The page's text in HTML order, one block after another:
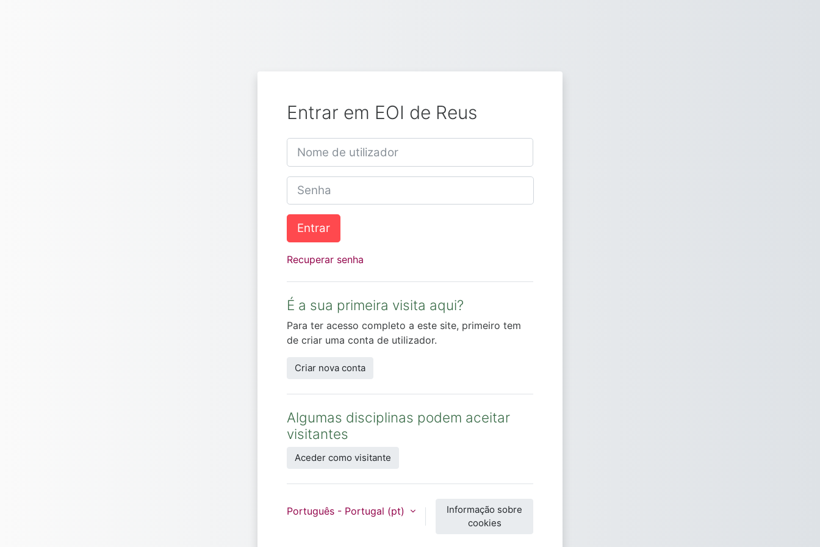
Entrar em EOI de Reus
Nome de utilizador
Senha
Entrar
Recuperar senha
É a sua primeira visita aqui?
Para ter acesso completo a este site, primeiro tem
de criar uma conta de utilizador.
Criar nova conta
Algumas disciplinas podem aceitar
visitantes
Aceder como visitante
Português - Portugal ‎(pt)‎
Informação sobre
cookies